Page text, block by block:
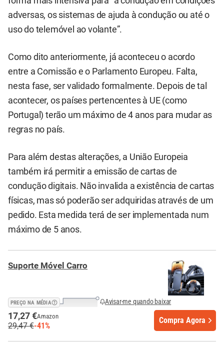
adversas, os sistemas de ajuda à condução ou até o
uso do telemóvel ao volante”.
Como dito anteriormente, já aconteceu o acordo
entre a Comissão e o Parlamento Europeu. Falta,
nesta fase, ser validado formalmente. Depois de tal
acontecer, os países pertencentes à UE (como
Portugal) terão um máximo de 4 anos para mudar as
regras no país.
Para além destas alterações, a União Europeia
também irá permitir a emissão de cartas de
condução digitais. Não invalida a existência de cartas
físicas, mas só poderão ser adquiridas através de um
pedido. Esta medida terá de ser implementada num
máximo de 5 anos.
Suporte Móvel Carro
PREÇO NA MÉDIA Avisar-me quando baixar
17,27 €Amazon
29,47 €-41%
Compra Agora